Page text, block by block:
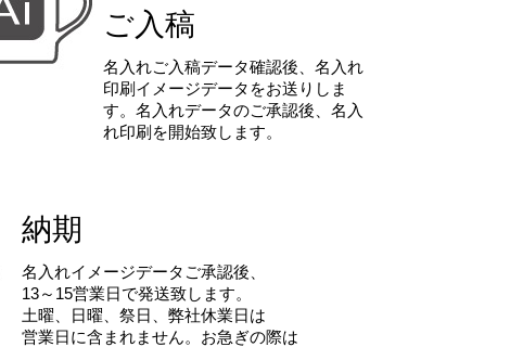
ご入稿
名入れご入稿データ確認後、名入れ
印刷イメージデータをお送りしま
す。名入れデータのご承認後、名入
れ印刷を開始致します。
納期
名入れイメージデータご承認後、
13～15営業日で発送致します。
土曜、日曜、祭日、弊社休業日は
営業日に含まれません。お急ぎの際は